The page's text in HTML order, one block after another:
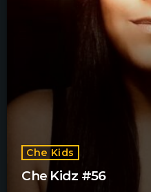
Che Kids
Che Kidz #56